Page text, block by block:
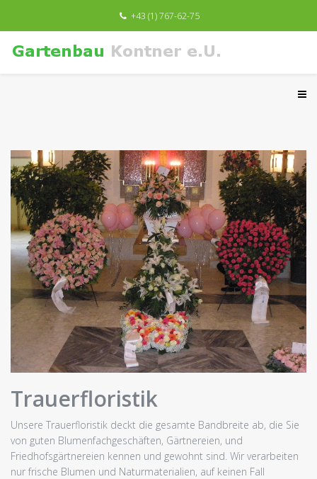
+43 (1) 767-62-75
Trauerfloristik
Unsere Trauerfloristik deckt die gesamte Bandbreite ab, die Sie
von guten Blumenfachgeschäften, Gärtnereien, und
Friedhofsgärtnereien kennen und gewohnt sind. Wir verarbeiten
nur frische Blumen und Naturmaterialien, auf keinen Fall